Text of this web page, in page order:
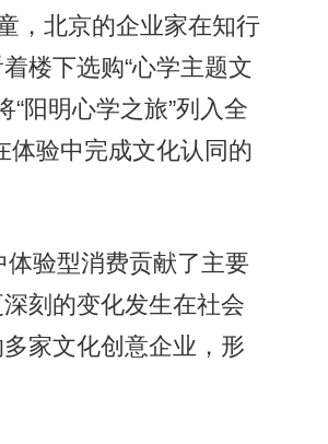
，北京的企业家在知行
楼下选购“心学主题文
阳明心学之旅”列入全
体验中完成文化认同的
验型消费贡献了主要
刻的变化发生在社会
家文化创意企业，形